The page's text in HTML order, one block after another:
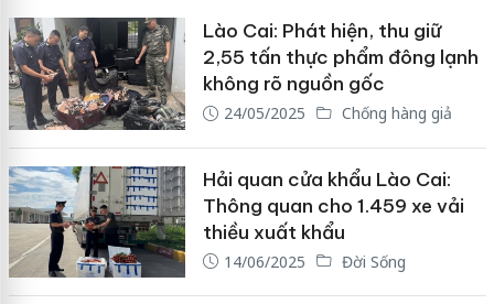
Lào Cai: Phát hiện, thu giữ
2,55 tấn thực phẩm đông lạnh
không rõ nguồn gốc
24/05/2025 Chống hàng giả
Hải quan cửa khẩu Lào Cai:
Thông quan cho 1.459 xe vải
thiều xuất khẩu
14/06/2025 Đời Sống